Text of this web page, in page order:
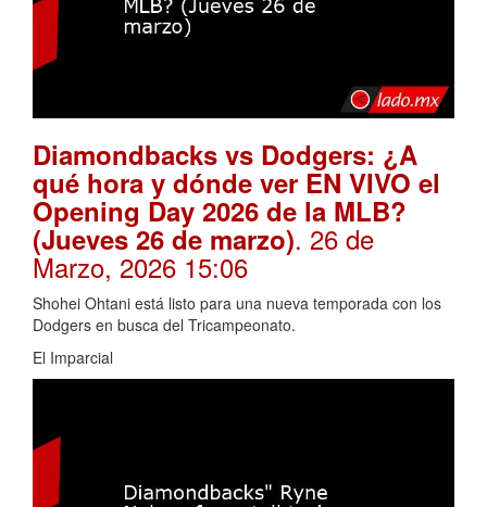
Diamondbacks vs Dodgers: ¿A
qué hora y dónde ver EN VIVO el
Opening Day 2026 de la MLB?
(Jueves 26 de marzo). 26 de
Marzo, 2026 15:06
Shohei Ohtani está listo para una nueva temporada con los
Dodgers en busca del Tricampeonato.
El Imparcial